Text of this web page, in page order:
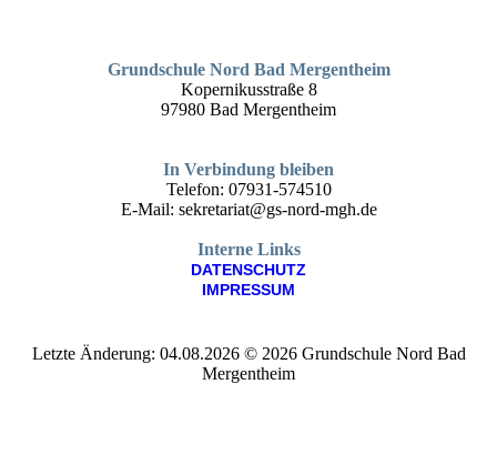
Grundschule Nord Bad Mergentheim
Kopernikusstraße 8
97980 Bad Mergentheim
In Verbindung bleiben
Telefon: 07931-574510
E-Mail: sekretariat@gs-nord-mgh.de
Interne Links
DATEN­SCHUTZ
IMPRESSUM
Letzte Änderung: 04.08.2026 © 2026 Grundschule Nord Bad
Mergentheim